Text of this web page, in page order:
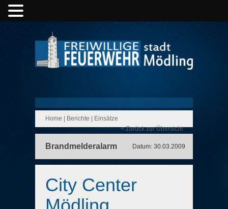
Home Berichte
Einsätze
< Zurück zur Übersicht
Brandmelderalarm Datum: 30.03.2009
City Center